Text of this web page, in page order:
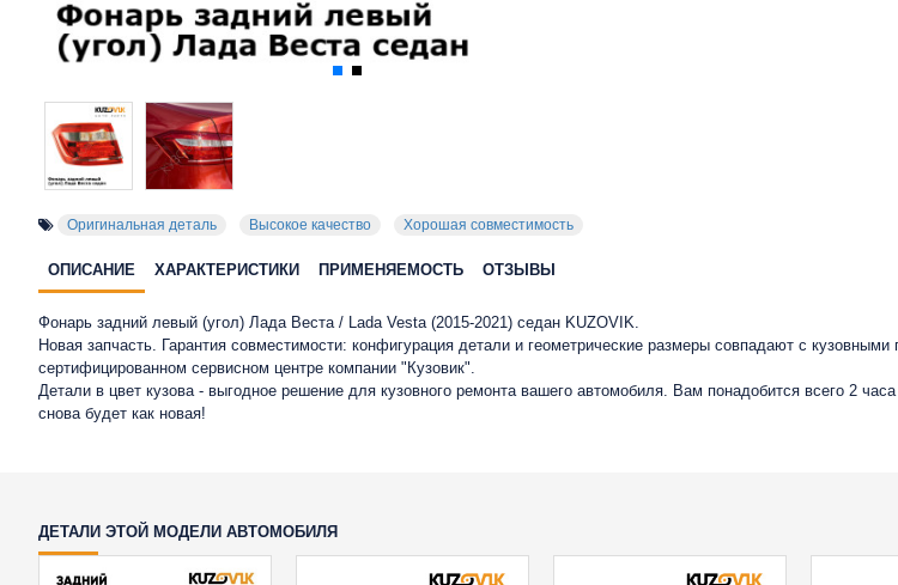
Оригинальная деталь Высокое качество Хорошая совместимость
ОПИСАНИЕ ХАРАКТЕРИСТИКИ ПРИМЕНЯЕМОСТЬ ОТЗЫВЫ
Фонарь задний левый (угол) Лада Веста / Lada Vesta (2015-2021) седан KUZOVIK.
Новая запчасть. Гарантия совместимости: конфигурация детали и геометрические размеры совпадают с
сертифицированном сервисном центре компании "Кузовик".
Детали в цвет кузова - выгодное решение для кузовного ремонта вашего автомобиля. Вам понадобится всего 2
снова будет как новая!
ДЕТАЛИ ЭТОЙ МОДЕЛИ АВТОМОБИЛЯ